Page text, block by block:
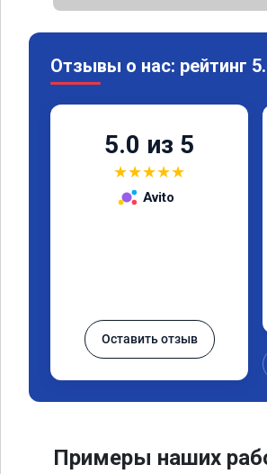
Отзывы о нас: рейтинг
5.0 из 5
★★★★★
Avito
Оставить отзыв
Примеры наших